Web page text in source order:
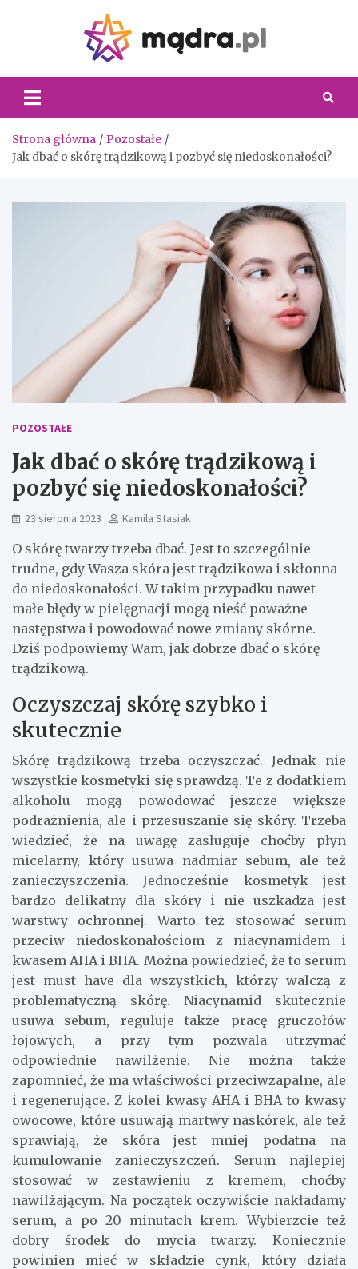
Strona główna
Pozostałe
Jak dbać o skórę trądzikową i pozbyć się niedoskonałości?
POZOSTAŁE
Jak dbać o skórę trądzikową i
pozbyć się niedoskonałości?
23 sierpnia 2023 Kamila Stasiak
O skórę twarzy trzeba dbać. Jest to szczególnie
trudne, gdy Wasza skóra jest trądzikowa i skłonna
do niedoskonałości. W takim przypadku nawet
małe błędy w pielęgnacji mogą nieść poważne
następstwa i powodować nowe zmiany skórne.
Dziś podpowiemy Wam, jak dobrze dbać o skórę
trądzikową.
Oczyszczaj skórę szybko i
skutecznie
Skórę trądzikową trzeba oczyszczać. Jednak nie
wszystkie kosmetyki się sprawdzą. Te z dodatkiem
alkoholu mogą powodować jeszcze większe
podrażnienia, ale i przesuszanie się skóry. Trzeba
wiedzieć, że na uwagę zasługuje choćby płyn
micelarny, który usuwa nadmiar sebum, ale też
zanieczyszczenia. Jednocześnie kosmetyk jest
bardzo delikatny dla skóry i nie uszkadza jest
warstwy ochronnej. Warto też stosować serum
przeciw niedoskonałościom z niacynamidem i
kwasem AHA i BHA. Można powiedzieć, że to serum
jest must have dla wszystkich, którzy walczą z
problematyczną skórę. Niacynamid skutecznie
usuwa sebum, reguluje także pracę gruczołów
łojowych, a przy tym pozwala utrzymać
odpowiednie nawilżenie. Nie można także
zapomnieć, że ma właściwości przeciwzapalne, ale
i regenerujące. Z kolei kwasy AHA i BHA to kwasy
owocowe, które usuwają martwy naskórek, ale też
sprawiają, że skóra jest mniej podatna na
kumulowanie zanieczyszczeń. Serum najlepiej
stosować w zestawieniu z kremem, choćby
nawilżającym. Na początek oczywiście nakładamy
serum, a po 20 minutach krem. Wybierzcie też
dobry środek do mycia twarzy. Koniecznie
powinien mieć w składzie cynk, który działa